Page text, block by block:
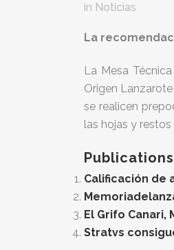
in Noticias
La
La Mesa
Origen
se realicen
las hojas y
Calificación de
El Grifo Canari,
Stratvs